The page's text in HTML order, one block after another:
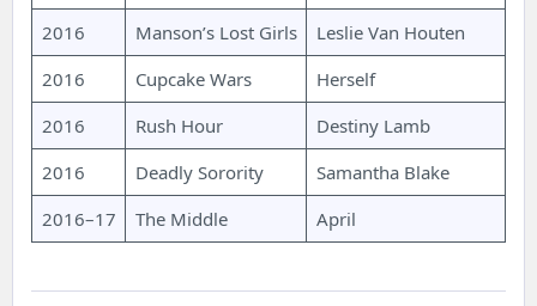
2016
Manson’s Lost Girls
Leslie Van Houten
2016
Cupcake Wars
Herself
2016
Rush Hour
Destiny Lamb
2016
Deadly Sorority
Samantha Blake
2016–17
The Middle April